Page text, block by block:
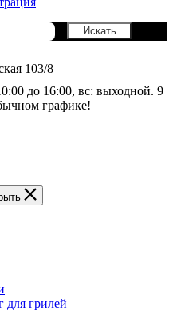
103/8
до 16:00, вс: выходной. 9
графике!
для грилей